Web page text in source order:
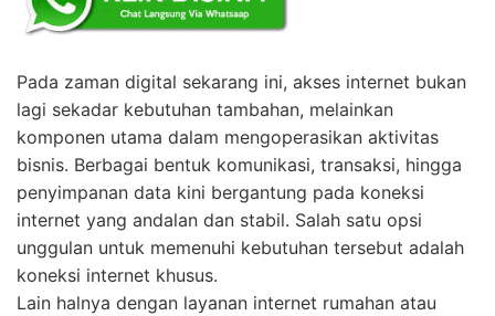
Pada zaman digital sekarang ini, akses internet bukan
lagi sekadar kebutuhan tambahan, melainkan
komponen utama dalam mengoperasikan aktivitas
bisnis. Berbagai bentuk komunikasi, transaksi, hingga
penyimpanan data kini bergantung pada koneksi
internet yang andalan dan stabil. Salah satu opsi
unggulan untuk memenuhi kebutuhan tersebut adalah
koneksi internet khusus.
Lain halnya dengan layanan internet rumahan atau